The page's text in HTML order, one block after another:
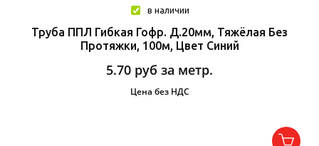
в наличии
Труба ППЛ Гибкая Гофр. Д.20мм, Тяжёлая Без
Протяжки, 100м, Цвет Синий
5.70 руб за метр.
Цена без НДС